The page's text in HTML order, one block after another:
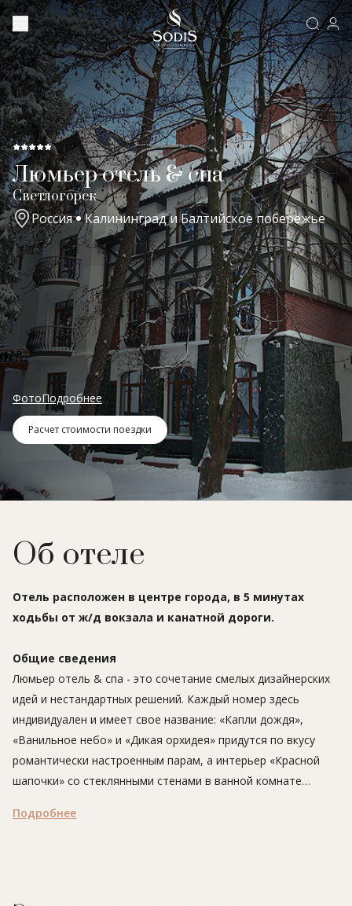
Люмьер отель & спа
Светлогорск
Россия
Калининград и Балтийское побережье
ФотоПодробнее
Расчет стоимости поездки
Об отеле
Отель расположен в центре города, в 5 минутах
ходьбы от ж/д вокзала и канатной дороги.
Общие сведения
Люмьер отель & спа - это сочетание смелых дизайнерских
идей и нестандартных решений. Каждый номер здесь
индивидуален и имеет свое название: «Капли дождя»,
«Ванильное небо» и «Дикая орхидея» придутся по вкусу
романтически настроенным парам, а интерьер «Красной
шапочки» со стеклянными стенами в ванной комнате
Выбирая этот отель для отдыха, гости погружаются в
Подробнее